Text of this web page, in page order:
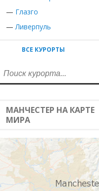
— Глазго
—Ливерпуль
ВСЕ КУРОРТЫ
МАНЧЕСТЕР НА КАРТЕ
МИРА